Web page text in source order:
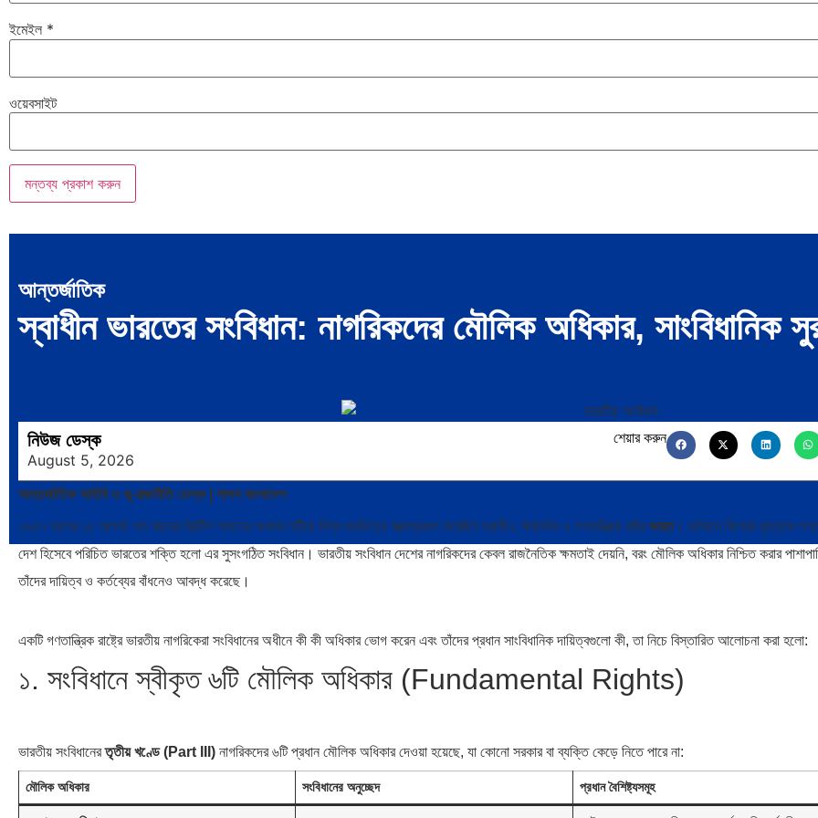
ইমেইল *
ওয়েবসাইট
আন্তর্জাতিক
স্বাধীন ভারতের সংবিধান: নাগরিকদের মৌলিক অধিকার, সাংবিধানিক
নিউজ ডেস্ক
August 5, 2026
শেয়ার করুন
আন্তর্জাতিক আইনি ও ভূ-রাজনীতি ডেস্ক | পালস বাংলাদেশ
১৯৪৭ সালের ১৫ আগস্ট শত বছরের ব্রিটিশ শাসনের অবসান ঘটিয়ে বিশ্ব মানচিত্রে আত্মপ্রকাশ করেছিল স্বাধীন, সার্বভৌম ও গণতান্ত্রিক রাষ্ট্রভারত। বর্তমানে বিশ্বের বৃহত্তম
দেশ হিসেবে পরিচিত ভারতের শক্তি হলো এর সুসংগঠিত সংবিধান। ভারতীয় সংবিধান দেশের নাগরিকদের কেবল রাজনৈতিক ক্ষমতাই দেয়নি, বরং মৌলিক অধিকার নিশ্চিত করার
তাঁদের দায়িত্ব ও কর্তব্যের বাঁধনেও আবদ্ধ করেছে।
একটি গণতান্ত্রিক রাষ্ট্রে ভারতীয় নাগরিকেরা সংবিধানের অধীনে কী কী অধিকার ভোগ করেন এবং তাঁদের প্রধান সাংবিধানিক দায়িত্বগুলো কী, তা নিচে বিস্তারিত আলোচনা করা হলো:
১. সংবিধানে স্বীকৃত ৬টি মৌলিক অধিকার (Fundamental Rights)
ভারতীয় সংবিধানেরতৃতীয় খণ্ডে (Part III) নাগরিকদের ৬টি প্রধান মৌলিক অধিকার দেওয়া হয়েছে, যা কোনো সরকার বা ব্যক্তি কেড়ে নিতে পারে না:
মৌলিক অধিকার সংবিধানের অনুচ্ছেদ প্রধান বৈশিষ্ট্যসমূহ